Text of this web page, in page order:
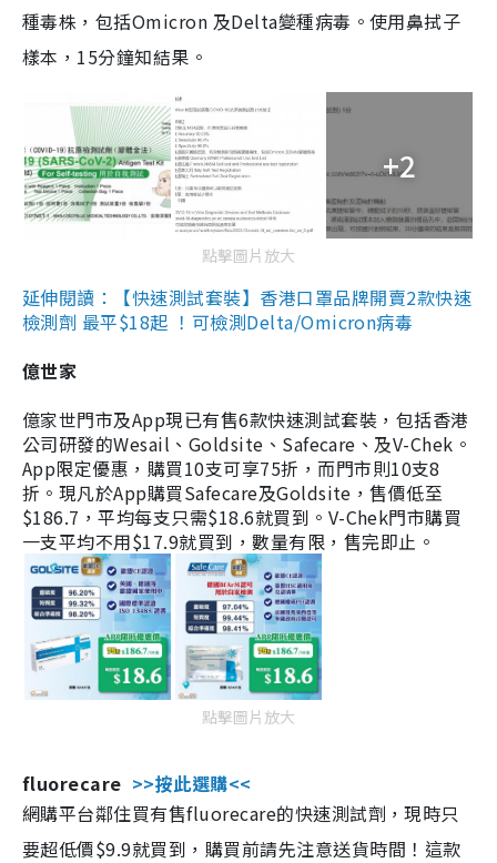
種毒株，包括Omicron 及Delta變種病毒。使用鼻拭子
樣本，15分鐘知結果。
+2
點擊圖片放大
延伸閱讀：【快速測試套裝】香港口罩品牌開賣2款快速
檢測劑 最平$18起 ！可檢測Delta/Omicron病毒
億世家
億家世門市及App現已有售6款快速測試套裝，包括香港
公司研發的Wesail、Goldsite、Safecare、及V-Chek。
App限定優惠，購買10支可享75折，而門市則10支8
折。現凡於App購買Safecare及Goldsite，售價低至
$186.7，平均每支只需$18.6就買到。V-Chek門市購買
一支平均不用$17.9就買到，數量有限，售完即止。
點擊圖片放大
fluorecare >>按此選購<<
網購平台鄰住買有售fluorecare的快速測試劑，現時只
要超低價$9.9就買到，購買前請先注意送貨時間！這款